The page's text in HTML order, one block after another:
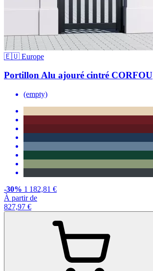
🇪🇺 Europe
Portillon Alu ajouré cintré CORFOU
(empty)
-30% 1 182,81 €
À partir de
827,97 €